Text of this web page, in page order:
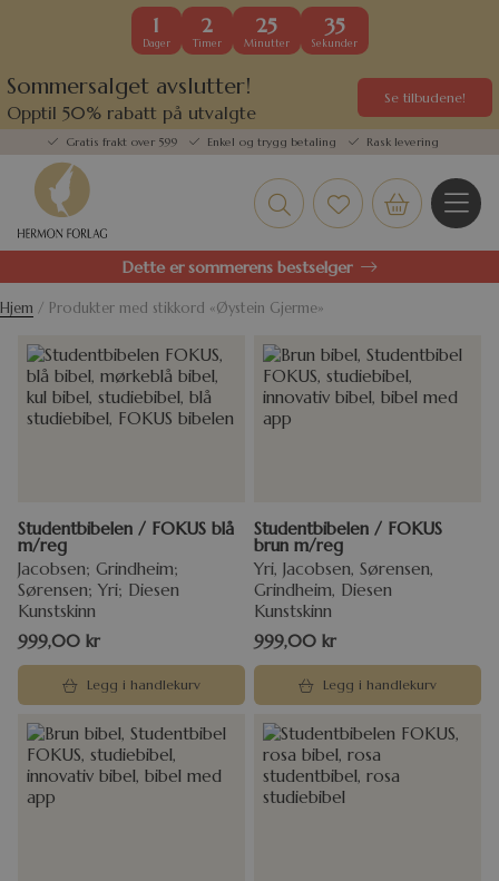
1
Dager
2
Timer
25
Minutter
35
Sekunder
Sommersalget avslutter!
Opptil 50% rabatt på utvalgte
kundefavoritter
Se tilbudene!
Gratis frakt over 599 Enkel og trygg betaling Rask levering
Dette er sommerens bestselger
Hjem / Produkter med stikkord «Øystein Gjerme»
Studentbibelen / FOKUS blå
m/reg
Jacobsen; Grindheim;
Sørensen; Yri; Diesen
Kunstskinn
999,00 kr
Legg i handlekurv
Studentbibelen / FOKUS
brun m/reg
Yri, Jacobsen, Sørensen,
Grindheim, Diesen
Kunstskinn
999,00 kr
Legg i handlekurv